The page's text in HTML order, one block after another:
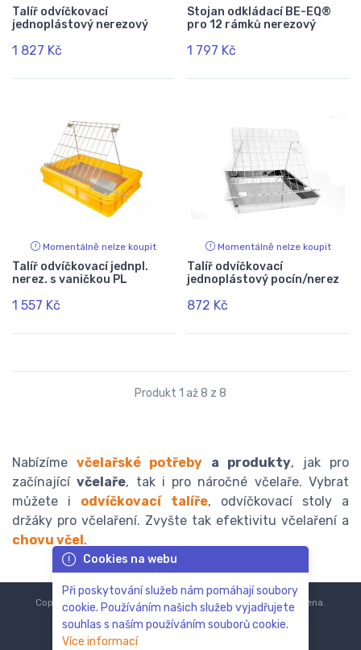
Talíř odvíčkovací
jednoplástový nerezový
1 827 Kč
Stojan odkládací BE-EQ®
pro 12 rámků nerezový
1 797 Kč
Momentálně nelze koupit
Talíř odvíčkovací jednpl.
nerez. s vaničkou PL
1 557 Kč
Momentálně nelze koupit
Talíř odvíčkovací
jednoplástový pocín/nerez
872 Kč
Produkt 1 až 8 z 8
Nabízímevčelařské potřeby a produkty, jak pro
začínajícívčelaře, tak i pro náročné včelaře. Vybrat
můžete i odvíčkovací talíře, odvíčkovací stoly a
držáky pro včelaření. Zvyšte tak efektivitu včelaření a
chovu včel.
Cookies na webu
Při poskytování služeb nám pomáhají soubory
cookie. Používáním našich služeb vyjadřujete
souhlas s naším používáním souborů cookie.
Více informací
Copyright © 2018-2024ZoOo.cz®Všechna práva vyhrazena.